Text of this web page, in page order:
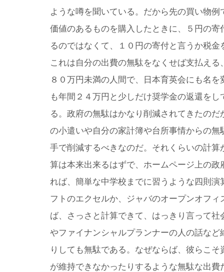
ような噂を聞いている。だから先の買い物例
価値のあるものを購入したときに、５円の寄
るのではなくて、１０円の寄付と言うか税金
これは自分の出費の無駄をなくせば支払える
８０万円未満の人間で、日本育英会にも名
も年間２４万円と少しだけ奨学金の返還をし
る。政府の無駄はかなり削減されてきたのだ
の小遣いや自分の家計簿や台所事情からの無
手で削減するべきなのだ。それくらいの計算
算は本来出来るはずで、ホームページ上の政
れば、簡単な中学校までに習うような四則演
フトのエクセルか、ジャバのオープンオフィ
ば、さっさと計算できて、はっきり言って社
やファイナンシャルプランナーの人の話など
りしても無駄である。なぜならば、彼らこ
が維持できなかったりするような無駄な出費